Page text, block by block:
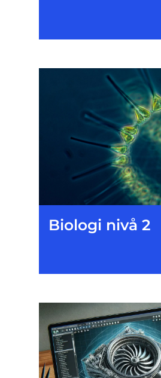
Biologi nivå 2